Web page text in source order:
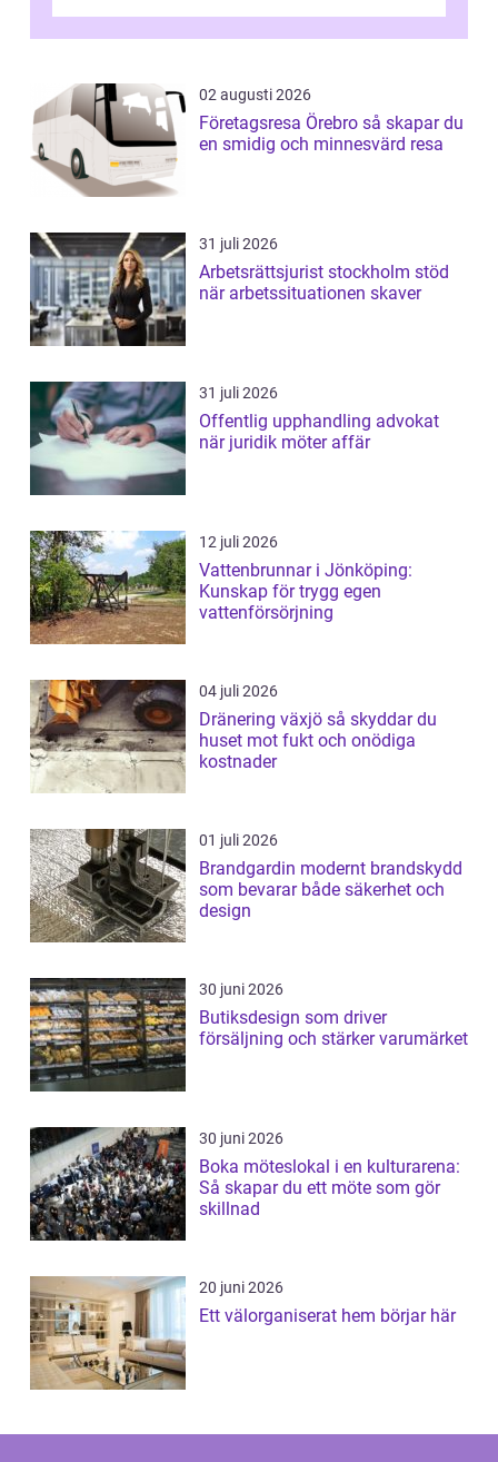
02 augusti 2026
Företagsresa Örebro så skapar du
en smidig och minnesvärd resa
31 juli 2026
Arbetsrättsjurist stockholm stöd
när arbetssituationen skaver
31 juli 2026
Offentlig upphandling advokat
när juridik möter affär
12 juli 2026
Vattenbrunnar i Jönköping:
Kunskap för trygg egen
vattenförsörjning
04 juli 2026
Dränering växjö så skyddar du
huset mot fukt och onödiga
kostnader
01 juli 2026
Brandgardin modernt brandskydd
som bevarar både säkerhet och
design
30 juni 2026
Butiksdesign som driver
försäljning och stärker varumärket
30 juni 2026
Boka möteslokal i en kulturarena:
Så skapar du ett möte som gör
skillnad
20 juni 2026
Ett välorganiserat hem börjar här